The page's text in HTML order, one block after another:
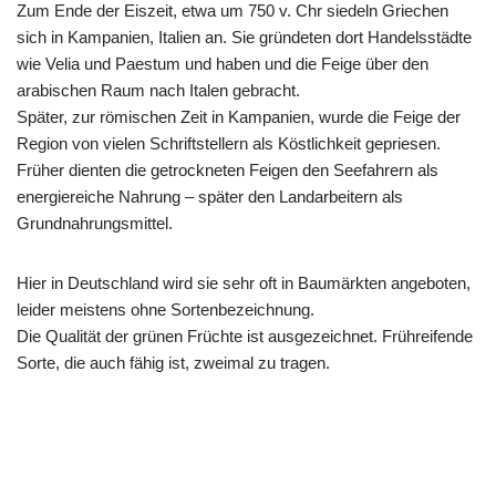
Zum Ende der Eiszeit, etwa um 750 v. Chr siedeln Griechen
sich in Kampanien, Italien an. Sie gründeten dort Handelsstädte
wie Velia und Paestum und haben und die Feige über den
arabischen Raum nach Italen gebracht.
Später, zur römischen Zeit in Kampanien, wurde die Feige der
Region von vielen Schriftstellern als Köstlichkeit gepriesen.
Früher dienten die getrockneten Feigen den Seefahrern als
energiereiche Nahrung – später den Landarbeitern als
Grundnahrungsmittel.
Hier in Deutschland wird sie sehr oft in Baumärkten angeboten,
leider meistens ohne Sortenbezeichnung.
Die Qualität der grünen Früchte ist ausgezeichnet. Frühreifende
Sorte, die auch fähig ist, zweimal zu tragen.